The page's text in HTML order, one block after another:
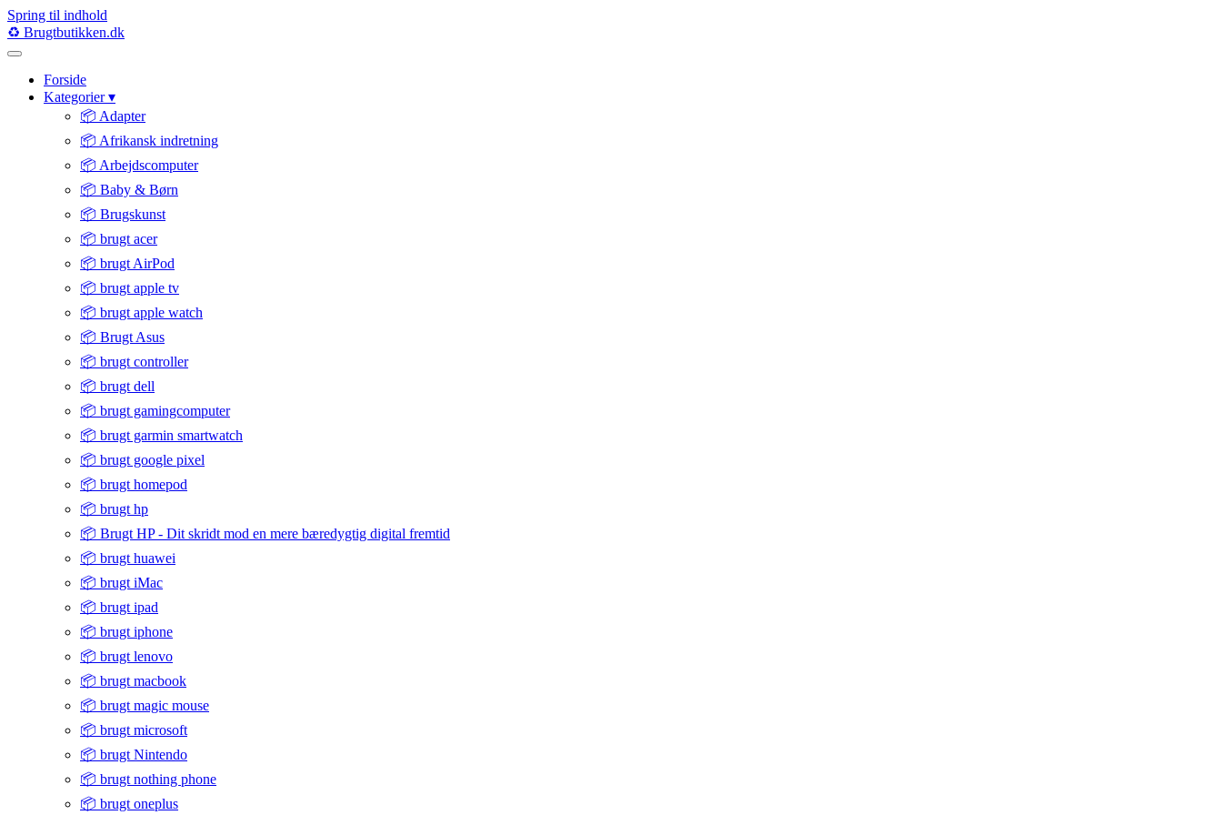
Spring til indhold
♻️ Brugtbutikken.dk
Forside
Kategorier▾
📦 Adapter
📦 Afrikansk indretning
📦 Arbejdscomputer
📦 Baby & Børn
📦 Brugskunst
📦 brugt acer
📦 brugt AirPod
📦 brugt apple tv
📦 brugt apple watch
📦 Brugt Asus
📦 brugt controller
📦 brugt dell
📦 brugt gamingcomputer
📦 brugt garmin smartwatch
📦 brugt google pixel
📦 brugt homepod
📦 brugt hp
📦 Brugt HP - Dit skridt mod en mere bæredygtig digital fremtid
📦 brugt huawei
📦 brugt iMac
📦 brugt ipad
📦 brugt iphone
📦 brugt lenovo
📦 brugt macbook
📦 brugt magic mouse
📦 brugt microsoft
📦 brugt Nintendo
📦 brugt nothing phone
📦 brugt oneplus